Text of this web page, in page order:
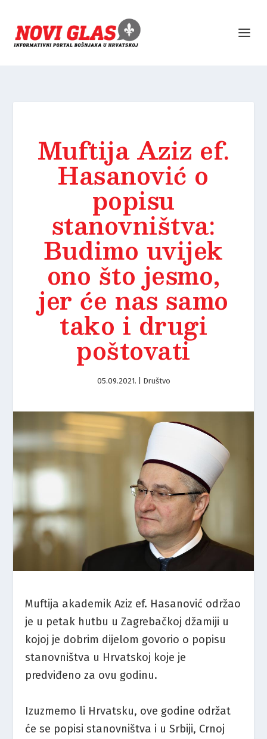
Muftija Aziz ef.
Hasanović o
popisu
stanovništva:
Budimo uvijek
ono što jesmo,
jer će nas samo
tako i drugi
poštovati
05.09.2021. Društvo
Muftija akademik Aziz ef. Hasanović održao
je u petak hutbu u Zagrebačkoj džamiji u
kojoj je dobrim dijelom govorio o popisu
stanovništva u Hrvatskoj koje je
predviđeno za ovu godinu.
Izuzmemo li Hrvatsku, ove godine održat
će se popisi stanovništva i u Srbiji, Crnoj